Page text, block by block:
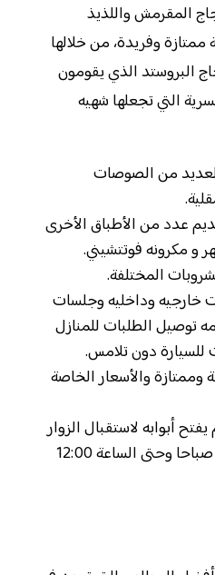
المقرمش واللذيذ
وفريدة، من خلالها
البروستد الذي يقومون
التي تجعلها شهيه
من الصوصات
عدد من الأطباق الأخرى
و مكرونه فوتتشيني.
المختلفة.
خارجيه وداخليه وجلسات
توصيل الطلبات للمنازل
دون تلامس.
والأسعار الخاصة
أبوابه لاستقبال الزوار
يوميا من الساعة 11:00 صباحا وحتى الساعة 12:00